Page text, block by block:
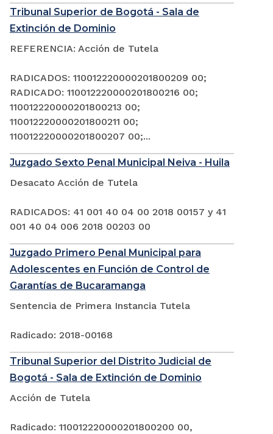
Tribunal Superior de Bogotá - Sala de
Extinción de Dominio
REFERENCIA: Acción de Tutela
RADICADOS: 110012220000201800209 00;
RADICADO: 110012220000201800216 00;
110012220000201800213 00;
110012220000201800211 00;
110012220000201800207 00;...
Juzgado Sexto Penal Municipal Neiva - Huila
Desacato Acción de Tutela
RADICADOS: 41 001 40 04 00 2018 00157 y 41
001 40 04 006 2018 00203 00
Juzgado Primero Penal Municipal para
Adolescentes en Función de Control de
Garantías de Bucaramanga
Sentencia de Primera Instancia Tutela
Radicado: 2018-00168
Tribunal Superior del Distrito Judicial de
Bogotá - Sala de Extinción de Dominio
Acción de Tutela
Radicado: 110012220000201800200 00,